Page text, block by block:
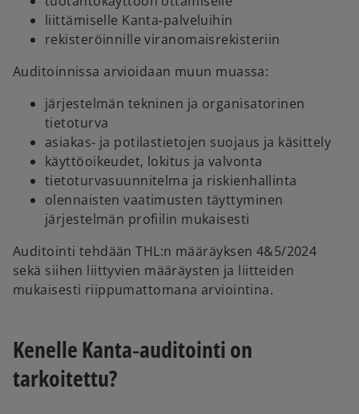
liittämiselle Kanta‑palveluihin
rekisteröinnille viranomaisrekisteriin
Auditoinnissa arvioidaan muun muassa:
järjestelmän tekninen ja organisatorinen
tietoturva
asiakas‑ ja potilastietojen suojaus ja käsittely
käyttöoikeudet, lokitus ja valvonta
tietoturvasuunnitelma ja riskienhallinta
olennaisten vaatimusten täyttyminen
järjestelmän profiilin mukaisesti
Auditointi tehdään THL:n määräyksen 4&5/2024
sekä siihen liittyvien määräysten ja liitteiden
mukaisesti riippumattomana arviointina.
Kenelle Kanta‑auditointi on
tarkoitettu?